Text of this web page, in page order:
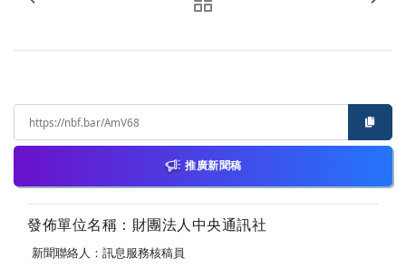
推廣新聞稿
發佈單位名稱：財團法人中央通訊社
新聞聯絡人：訊息服務核稿員